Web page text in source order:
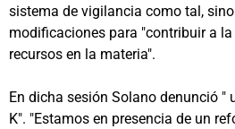
sistema de vigilancia como tal,
modificaciones para "contribuir a
recursos en la materia".
En dicha sesión Solano denunció "
K". "Estamos en presencia de un